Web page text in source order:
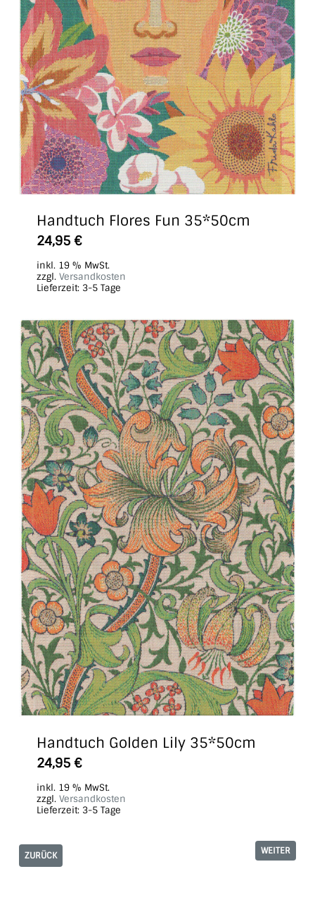
Handtuch Flores Fun 35*50cm
24,95 €
inkl. 19 % MwSt.
zzgl. Versandkosten
Lieferzeit: 3-5 Tage
Handtuch Golden Lily 35*50cm
24,95 €
inkl. 19 % MwSt.
zzgl. Versandkosten
Lieferzeit: 3-5 Tage
ZURÜCK WEITER